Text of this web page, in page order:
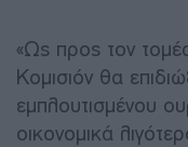
«Ως προς τον
Κομισιόν θα
εμπλουτισμένου
οικονομικά